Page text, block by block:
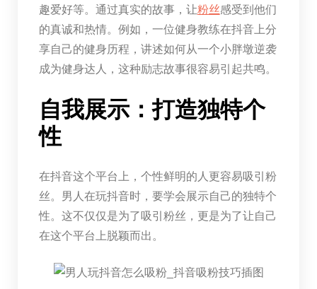
趣爱好等。通过真实的故事，让粉丝感受到他们
的真诚和热情。例如，一位健身教练在抖音上分
享自己的健身历程，讲述如何从一个小胖墩逆袭
成为健身达人，这种励志故事很容易引起共鸣。
自我展示：打造独特个
性
在抖音这个平台上，个性鲜明的人更容易吸引粉
丝。男人在玩抖音时，要学会展示自己的独特个
性。这不仅仅是为了吸引粉丝，更是为了让自己
在这个平台上脱颖而出。